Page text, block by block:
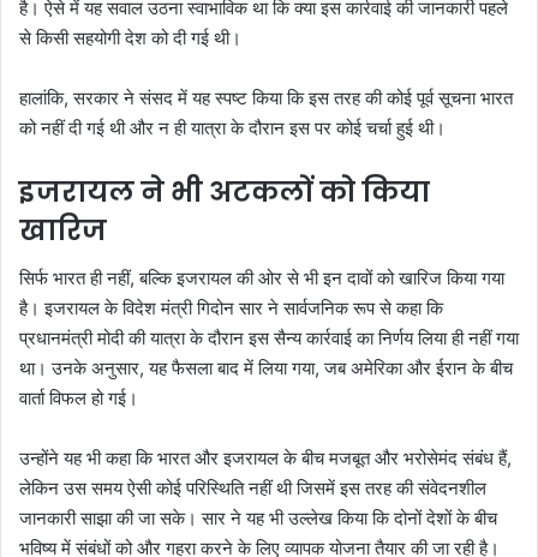
है। ऐसे में यह सवाल उठना स्वाभाविक था कि क्या इस कार्रवाई की जानकारी पहले
से किसी सहयोगी देश को दी गई थी।
हालांकि, सरकार ने संसद में यह स्पष्ट किया कि इस तरह की कोई पूर्व सूचना भारत
को नहीं दी गई थी और न ही यात्रा के दौरान इस पर कोई चर्चा हुई थी।
इजरायल ने भी अटकलों को किया
खारिज
सिर्फ भारत ही नहीं, बल्कि इजरायल की ओर से भी इन दावों को खारिज किया गया
है। इजरायल के विदेश मंत्री गिदोन सार ने सार्वजनिक रूप से कहा कि
प्रधानमंत्री मोदी की यात्रा के दौरान इस सैन्य कार्रवाई का निर्णय लिया ही नहीं गया
था। उनके अनुसार, यह फैसला बाद में लिया गया, जब अमेरिका और ईरान के बीच
वार्ता विफल हो गई।
उन्होंने यह भी कहा कि भारत और इजरायल के बीच मजबूत और भरोसेमंद संबंध हैं,
लेकिन उस समय ऐसी कोई परिस्थिति नहीं थी जिसमें इस तरह की संवेदनशील
जानकारी साझा की जा सके। सार ने यह भी उल्लेख किया कि दोनों देशों के बीच
भविष्य में संबंधों को और गहरा करने के लिए व्यापक योजना तैयार की जा रही है।